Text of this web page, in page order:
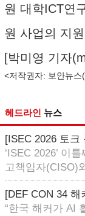
원 대학ICT연
원 사업의 지
[박미영 기자(
<저작권자: 보안뉴스(
헤드라인 뉴스
[ISEC 2026 토크
‘ISEC 2026’ 이
고책임자(CISO)
[DEF CON 34
“한국 해커가 AI